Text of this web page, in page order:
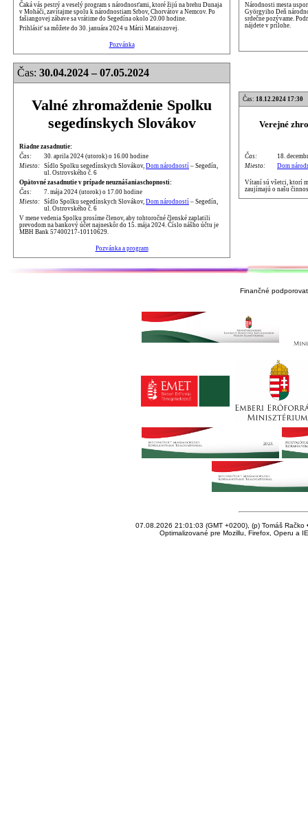
Čaká vás pestrý a veselý program s národnosťami, ktoré žijú na brehu Dunaja
v Moháči, zavítajme spolu k národnostiam Srbov, Chorvátov a Nemcov. Po
fašiangovej zábave sa vrátime do Segedína okolo 20.00 hodine.
Prihlásiť sa môžete do 30. januára 2024 u Márii Mataiszovej.
Pozvánka
Národnosti mesta
Györgyiho Deň
srdečne pozývame.
nájdete v prílohe.
Čas: 30.04.2024 – 07.05.2024
Valné zhromaždenie Spolku
segedínskych Slovákov
Riadne zasadnutie:
Čas:
30. aprila 2024 (utorok) o 16.00 hodine
Miesto: Sídlo Spolku segedínskych Slovákov, Dom národností – Segedín,
ul. Ostrovského č. 6
Opätovné zasadnutie v prípade neuznášaniaschopnosti:
Čas:
7. mája 2024 (utorok) o 17.00 hodine
Miesto: Sídlo Spolku segedínskych Slovákov, Dom národností – Segedín,
ul. Ostrovského č. 6
V mene vedenia Spolku prosíme členov, aby tohtoročné členské zaplatili
prevodom na bankový účet najneskôr do 15. mája 2024. Číslo nášho účtu je
MBH Bank 57400217-10110629.
Pozvánka a program
Čas: 18.12.2024 17:30
Verejné
Čas:
18.
Miesto:
Dom
Vítaní sú všetci, ktorí
zaujímajú o našu
Finančné
07.08.2026 21:01:03 (GMT +0200), (p) Tomáš Račko
Optimalizované pre Mozillu, Firefox, Operu a